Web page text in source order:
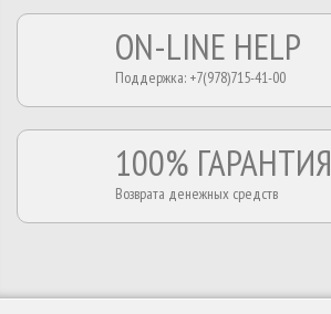
ON-LINE HELP
Поддержка: +7(978)715-41-00
100% ГАРАНТИЯ
Возврата денежных средств